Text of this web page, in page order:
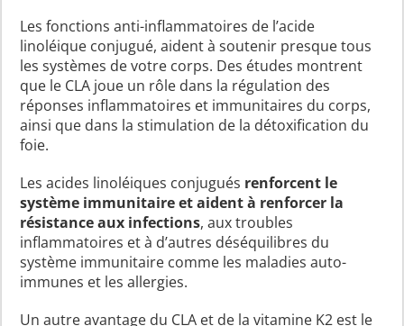
Les fonctions anti-inflammatoires de l’acide
linoléique conjugué, aident à soutenir presque tous
les systèmes de votre corps. Des études montrent
que le CLA joue un rôle dans la régulation des
réponses inflammatoires et immunitaires du corps,
ainsi que dans la stimulation de la détoxification du
foie.
Les acides linoléiques conjugués renforcent le
système immunitaire et aident à renforcer la
résistance aux infections, aux troubles
inflammatoires et à d’autres déséquilibres du
système immunitaire comme les maladies auto-
immunes et les allergies.
Un autre avantage du CLA et de la vitamine K2 est le